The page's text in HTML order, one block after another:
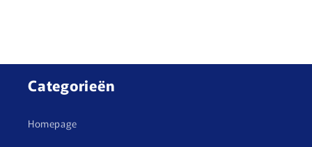
Categorieën
Homepage